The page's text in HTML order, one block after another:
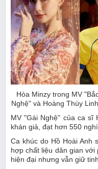
Hòa Minzy trong MV
Nghệ" và Hoàng Thùy
MV "Gái Nghệ" của ca
khán giả, đạt hơn 550
Ca khúc do Hồ Hoài Anh
hợp chất liệu dân gian
hiện đại nhưng vẫn giữ